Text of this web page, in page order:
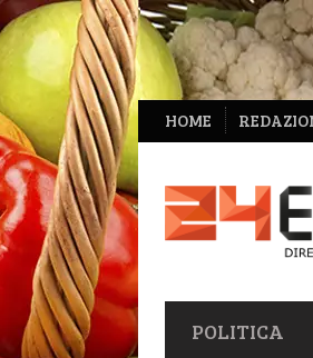
HOME
PRIMARIA
POLITICA